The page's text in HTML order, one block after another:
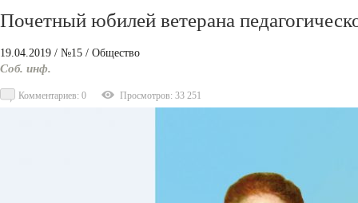
Почетный юбилей ветерана
19.04.2019 / №15 / Общество
Соб. инф.
Комментариев: 0 Просмотров: 33 251